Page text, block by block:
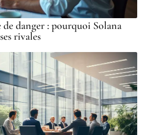
de danger : pourquoi Solana
rivales